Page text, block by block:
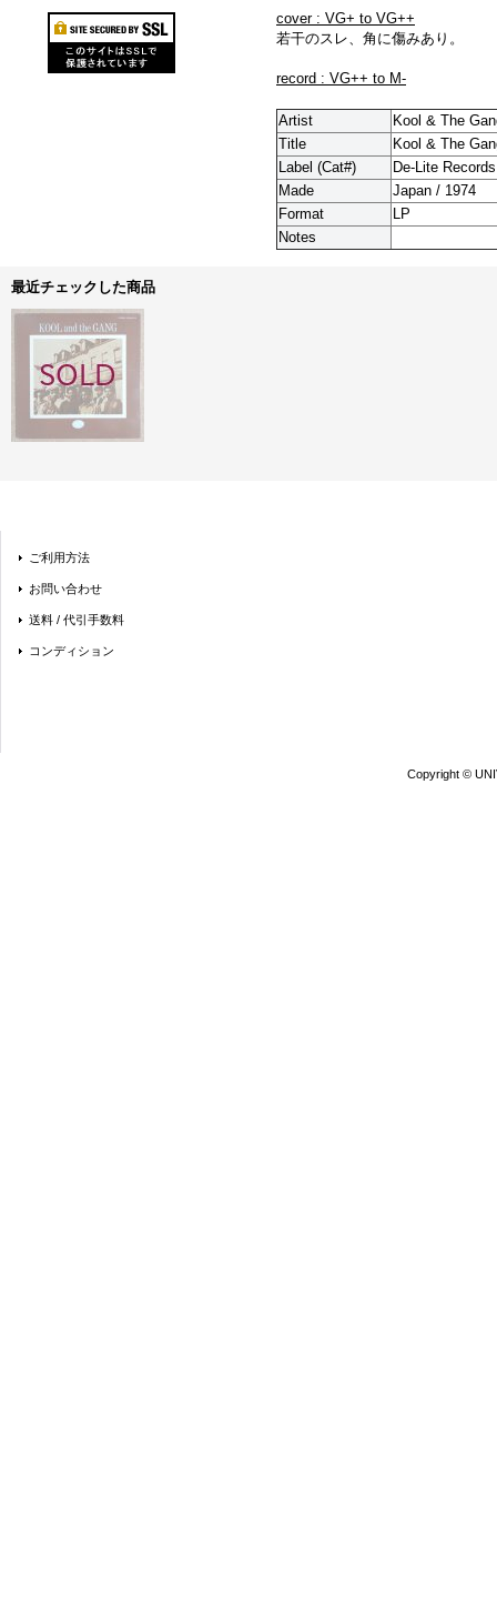
cover : VG+ to VG++
若干のスレ、角に傷みあり。
record : VG++ to M-
Artist
Kool & The
Title
Kool & The
Label (Cat#)
De-Lite
Made
Japan / 1974
Format
LP
Notes
最近チェックした商品
ご利用方法
お問い合わせ
送料 / 代引手数料
コンディション
Copyright ©